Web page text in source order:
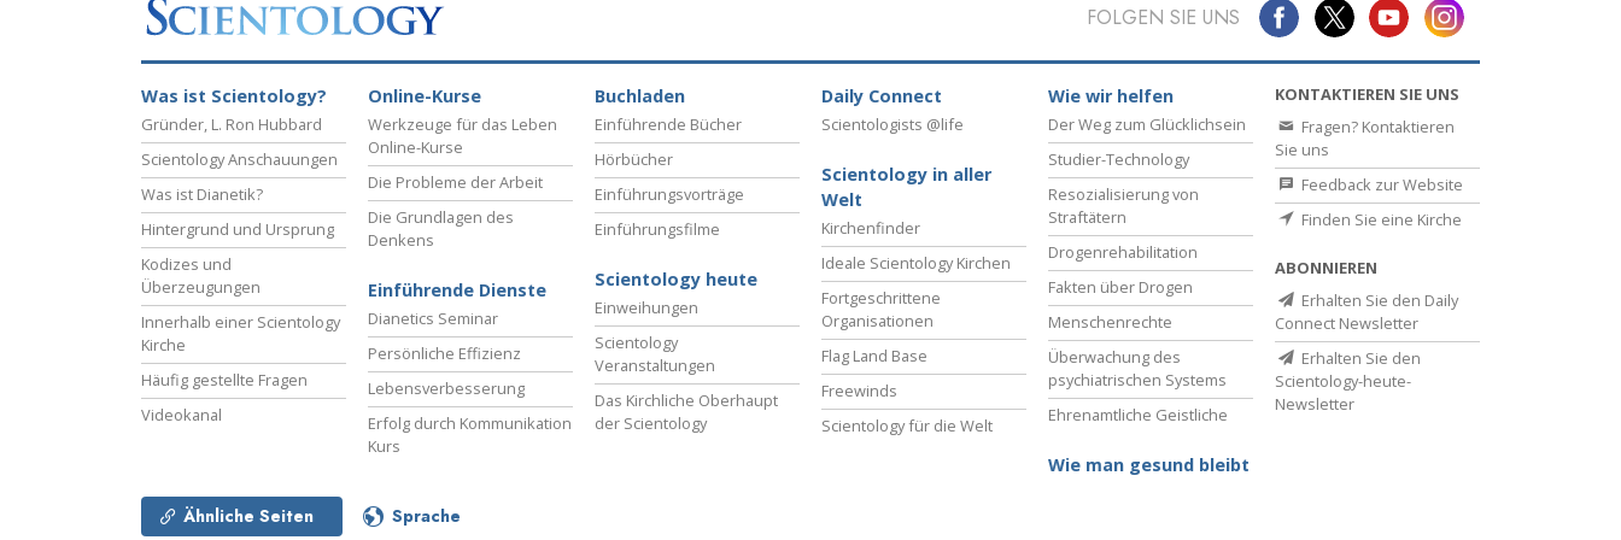
Liebe und Hass – Was ist Größe?
Antworten auf das Drogenproblem
Werkzeuge für den Arbeitsplatz
Ethik und die Zustände
Die Ursache von Unterdrückung
Grundlagen des Organisierens
Die Grundlagen von Public Relations
Die Technologie des Studierens
FOLGEN SIE UNS
Was ist Scientology?
Gründer, L. Ron Hubbard
Scientology Anschauungen
Was ist Dianetik?
Hintergrund und Ursprung
Kodizes und
Überzeugungen
Innerhalb einer Scientology
Kirche
Häufig gestellte Fragen
Videokanal
Online-Kurse
Werkzeuge für das Leben
Online-Kurse
Die Probleme der Arbeit
Die Grundlagen des
Denkens
Einführende Dienste
Dianetics Seminar
Persönliche Effizienz
Lebensverbesserung
Erfolg durch Kommunikation
Kurs
Buchladen
Einführende Bücher
Hörbücher
Einführungsvorträge
Einführungsfilme
Scientology heute
Einweihungen
Scientology
Veranstaltungen
Das Kirchliche Oberhaupt
der Scientology
Daily Connect
Scientologists @life
Scientology in aller
Welt
Kirchenfinder
Ideale Scientology Kirchen
Fortgeschrittene
Organisationen
Flag Land Base
Freewinds
Scientology für die Welt
Wie wir helfen
Der Weg zum Glücklichsein
Studier-Technology
Resozialisierung von
Straftätern
Drogenrehabilitation
Fakten über Drogen
Menschenrechte
Überwachung des
psychiatrischen Systems
Ehrenamtliche Geistliche
Wie man gesund bleibt
KONTAKTIEREN SIE UNS
Fragen? Kontaktieren
Sie uns
Feedback zur Website
Finden Sie eine Kirche
ABONNIEREN
Erhalten Sie den Daily
Connect Newsletter
Erhalten Sie den
Scientology-heute-
Newsletter
Ähnliche Seiten Sprache